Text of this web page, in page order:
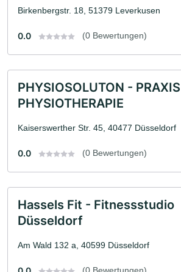
Birkenbergstr. 18, 51379 Leverkusen
0.0 (0 Bewertungen)
PHYSIOSOLUTON -
PHYSIOTHERAPIE
Kaiserswerther Str. 45, 40477 Düsseldorf
0.0 (0 Bewertungen)
Hassels Fit - Fitnessstudio
Düsseldorf
Am Wald 132 a, 40599 Düsseldorf